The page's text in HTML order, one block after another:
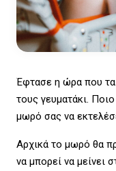
Έφτασε η ώρα που
τους γευματάκι.
μωρό σας να
Αρχικά το μωρό θα
να μπορεί να μείνει